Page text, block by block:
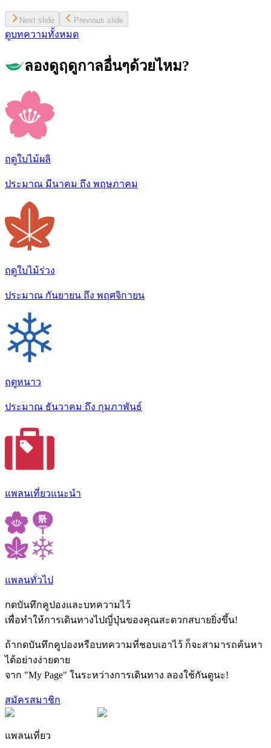
Next slide Previous slide
ดูบทความทั้งหมด
ลองดูฤดูกาลอื่นๆด้วยไหม?
ฤดูใบไม้ผลิ
ประมาณ มีนาคม ถึง พฤษภาคม
ฤดูใบไม้ร่วง
ประมาณ กันยายน ถึง พฤศจิกายน
ฤดูหนาว
ประมาณ ธันวาคม ถึง กุมภาพันธ์
แพลนเที่ยวแนะนำ
แพลนทั่วไป
กดบันทึกคูปองและบทความไว้
เพื่อทำให้การเดินทางไปญี่ปุ่นของคุณสะดวกสบายยิ่งขึ้น!
ถ้ากดบันทึกคูปองหรือบทความที่ชอบเอาไว้ ก็จะสามารถค้นหา
ได้อย่างง่ายดาย
จาก "My Page" ในระหว่างการเดินทาง ลองใช้กันดูนะ!
สมัครสมาชิก
แพลนเที่ยว